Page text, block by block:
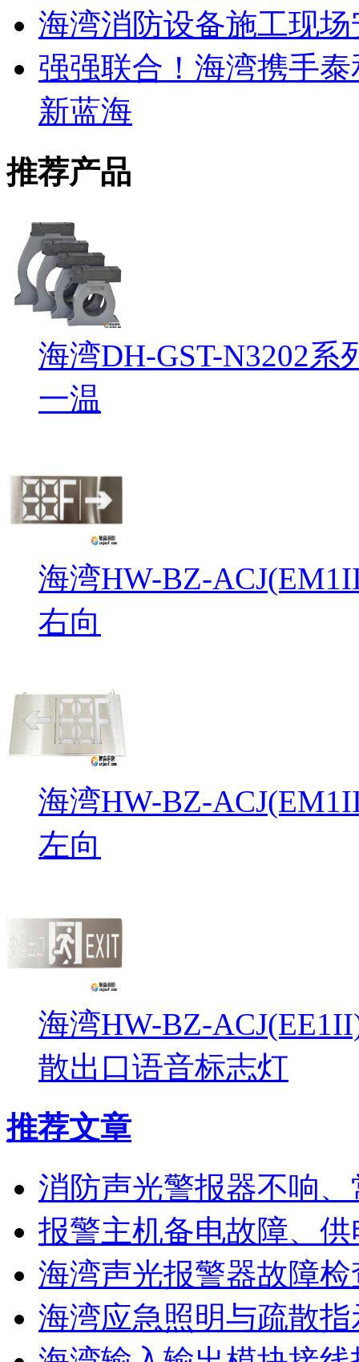
海湾消防设备施工现
强强联合！海湾携手
新蓝海
推荐产品
海湾DH-GST-N3202
一温
海湾HW-BZ-
右向
海湾HW-BZ-
左向
海湾HW-BZ-
散出口语音标志灯
推荐文章
消防声光警报器不响
报警主机备电故障、
海湾声光报警器故障
海湾应急照明与疏散